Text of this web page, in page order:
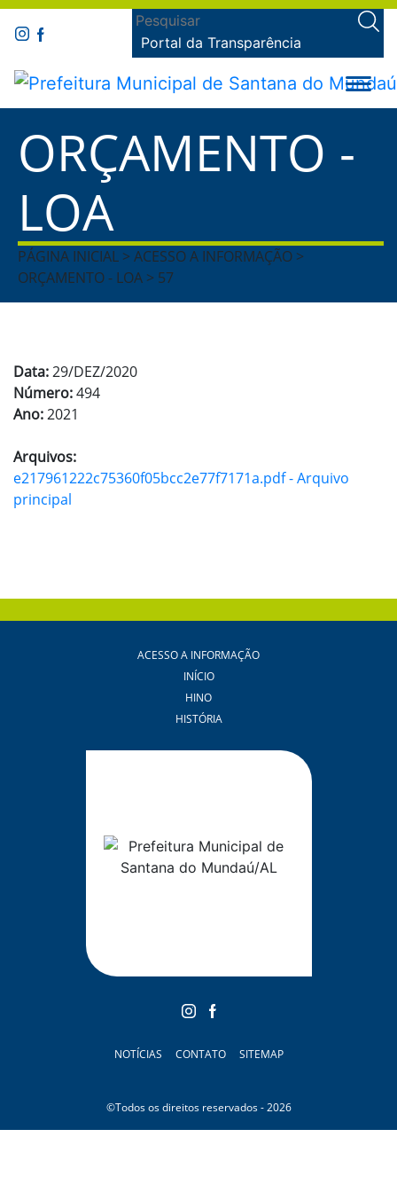
Portal da Transparência
ORÇAMENTO -
LOA
PÁGINA INICIAL > ACESSO A INFORMAÇÃO >
ORÇAMENTO - LOA > 57
Data:29/DEZ/2020
Número:494
Ano:2021
Arquivos:
e217961222c75360f05bcc2e77f7171a.pdf - Arquivo
principal
ACESSO A INFORMAÇÃO
INÍCIO
HINO
HISTÓRIA
NOTÍCIAS CONTATO SITEMAP
©Todos os direitos reservados - 2026